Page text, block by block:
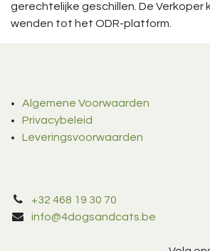
gerechtelijke geschillen. De Verkoper
wenden tot het ODR-platform.
Algemene Voorwaarden
Privacybeleid
Leveringsvoorwaarden
+32 468 19 30 70
info@4dogsandcats.be